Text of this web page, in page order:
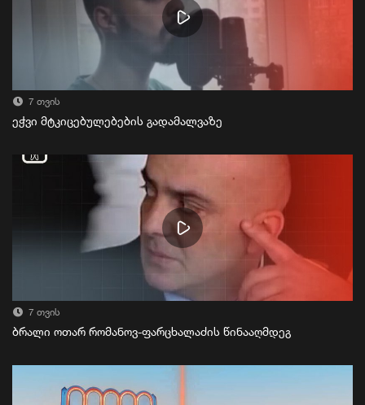
7 თვის
ეჭვი მტკიცებულებების გადამალვაზე
7 თვის
ბრალი ოთარ რომანოვ-ფარცხალაძის წინააღმდეგ